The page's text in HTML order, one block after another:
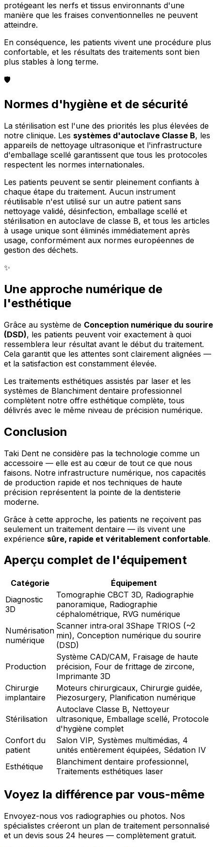
protégeant les nerfs et tissus environnants d'une
manière que les fraises conventionnelles ne peuvent
atteindre.
En conséquence, les patients vivent une procédure plus
confortable, et les résultats des traitements sont bien
plus stables à long terme.
🛡️
Normes d'hygiène et de sécurité
La stérilisation est l'une des priorités les plus élevées de
notre clinique. Les systèmes d'autoclave Classe B, les
appareils de nettoyage ultrasonique et l'infrastructure
d'emballage scellé garantissent que tous les protocoles
respectent les normes internationales.
Les patients peuvent se sentir pleinement confiants à
chaque étape du traitement. Aucun instrument
réutilisable n'est utilisé sur un autre patient sans
nettoyage validé, désinfection, emballage scellé et
stérilisation en autoclave de classe B, et tous les articles
à usage unique sont éliminés immédiatement après
usage, conformément aux normes européennes de
gestion des déchets.
✨
Une approche numérique de
l'esthétique
Grâce au système de Conception numérique du sourire
(DSD), les patients peuvent voir exactement à quoi
ressemblera leur résultat avant le début du traitement.
Cela garantit que les attentes sont clairement alignées —
et la satisfaction est constamment élevée.
Les traitements esthétiques assistés par laser et les
systèmes de Blanchiment dentaire professionnel
complètent notre offre esthétique complète, tous
délivrés avec le même niveau de précision numérique.
Conclusion
Taki Dent ne considère pas la technologie comme un
accessoire — elle est au cœur de tout ce que nous
faisons. Notre infrastructure numérique, nos capacités
de production rapide et nos techniques de haute
précision représentent la pointe de la dentisterie
moderne.
Grâce à cette approche, les patients ne reçoivent pas
seulement un traitement dentaire — ils vivent une
expérience sûre, rapide et véritablement confortable.
Aperçu complet de l'équipement
Catégorie
Équipement
Diagnostic
3D
Tomographie CBCT 3D, Radiographie
panoramique, Radiographie
céphalométrique, RVG numérique
Numérisation
numérique
Scanner intra‑oral 3Shape TRIOS (~2
min), Conception numérique du sourire
(DSD)
Production
Système CAD/CAM, Fraisage de haute
précision, Four de frittage de zircone,
Imprimante 3D
Chirurgie
implantaire
Moteurs chirurgicaux, Chirurgie guidée,
Piezosurgery, Planification numérique
Stérilisation
Autoclave Classe B, Nettoyeur
ultrasonique, Emballage scellé, Protocole
d'hygiène complet
Confort du
patient
Salon VIP, Systèmes multimédias, 4
unités entièrement équipées, Sédation IV
Esthétique
Blanchiment dentaire professionnel,
Traitements esthétiques laser
Voyez la différence par vous-même
Envoyez-nous vos radiographies ou photos. Nos
spécialistes créeront un plan de traitement personnalisé
et un devis sous 24 heures — complètement gratuit.